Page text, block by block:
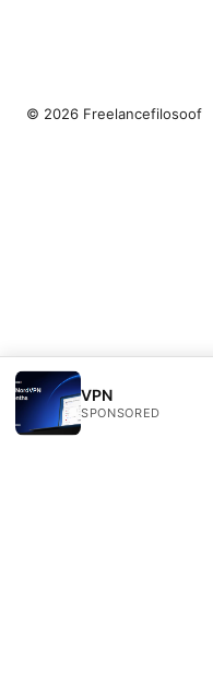
VPN
SPONSORED
© 2026 Freelancefilosoof